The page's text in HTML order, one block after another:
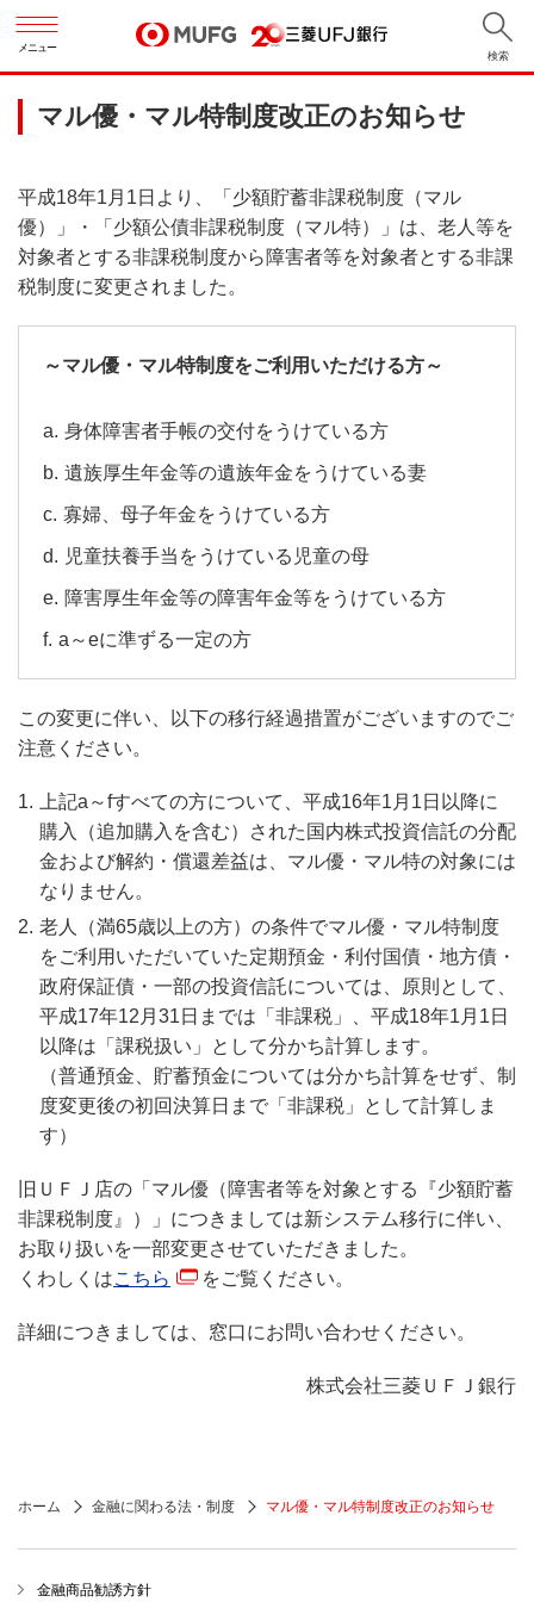
メニュー
検索
マル優・マル特制度改正のお知らせ
平成18年1月1日より、「少額貯蓄非課税制度（マル
優）」・「少額公債非課税制度（マル特）」は、老人等を
対象者とする非課税制度から障害者等を対象者とする非課
税制度に変更されました。
～マル優・マル特制度をご利用いただける方～
身体障害者手帳の交付をうけている方
遺族厚生年金等の遺族年金をうけている妻
寡婦、母子年金をうけている方
児童扶養手当をうけている児童の母
障害厚生年金等の障害年金等をうけている方
a～eに準ずる一定の方
この変更に伴い、以下の移行経過措置がございますのでご
注意ください。
上記a～fすべての方について、平成16年1月1日以降に
購入（追加購入を含む）された国内株式投資信託の分配
金および解約・償還差益は、マル優・マル特の対象には
なりません。
老人（満65歳以上の方）の条件でマル優・マル特制度
をご利用いただいていた定期預金・利付国債・地方債・
政府保証債・一部の投資信託については、原則として、
平成17年12月31日までは「非課税」、平成18年1月1日
以降は「課税扱い」として分かち計算します。
（普通預金、貯蓄預金については分かち計算をせず、制
度変更後の初回決算日まで「非課税」として計算しま
す）
旧ＵＦＪ店の「マル優（障害者等を対象とする『少額貯蓄
非課税制度』）」につきましては新システム移行に伴い、
お取り扱いを一部変更させていただきました。
くわしくはこちら をご覧ください。
詳細につきましては、窓口にお問い合わせください。
株式会社三菱ＵＦＪ銀行
ホーム 金融に関わる法・制度 マル優・マル特制度改正のお知らせ
金融商品勧誘方針